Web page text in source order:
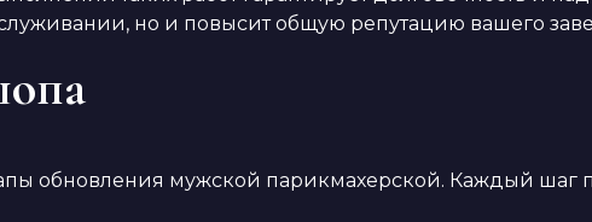
но и повысит общую репутацию вашего
обновления мужской парикмахерской. Каждый шаг